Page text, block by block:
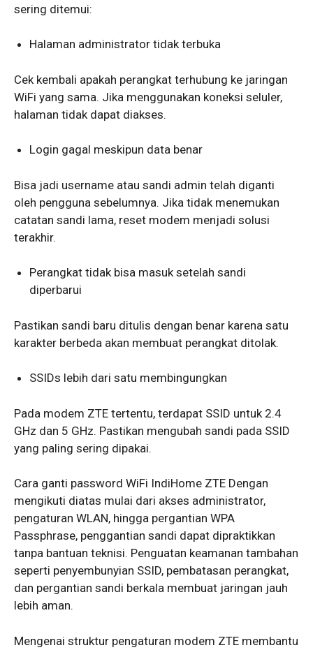
sering ditemui:
Halaman administrator tidak terbuka
Cek kembali apakah perangkat terhubung ke jaringan
WiFi yang sama. Jika menggunakan koneksi seluler,
halaman tidak dapat diakses.
Login gagal meskipun data benar
Bisa jadi username atau sandi admin telah diganti
oleh pengguna sebelumnya. Jika tidak menemukan
catatan sandi lama, reset modem menjadi solusi
terakhir.
Perangkat tidak bisa masuk setelah sandi
diperbarui
Pastikan sandi baru ditulis dengan benar karena satu
karakter berbeda akan membuat perangkat ditolak.
SSIDs lebih dari satu membingungkan
Pada modem ZTE tertentu, terdapat SSID untuk 2.4
GHz dan 5 GHz. Pastikan mengubah sandi pada SSID
yang paling sering dipakai.
Cara ganti password WiFi IndiHome ZTE Dengan
mengikuti diatas mulai dari akses administrator,
pengaturan WLAN, hingga pergantian WPA
Passphrase, penggantian sandi dapat dipraktikkan
tanpa bantuan teknisi. Penguatan keamanan tambahan
seperti penyembunyian SSID, pembatasan perangkat,
dan pergantian sandi berkala membuat jaringan jauh
lebih aman.
Mengenai struktur pengaturan modem ZTE membantu